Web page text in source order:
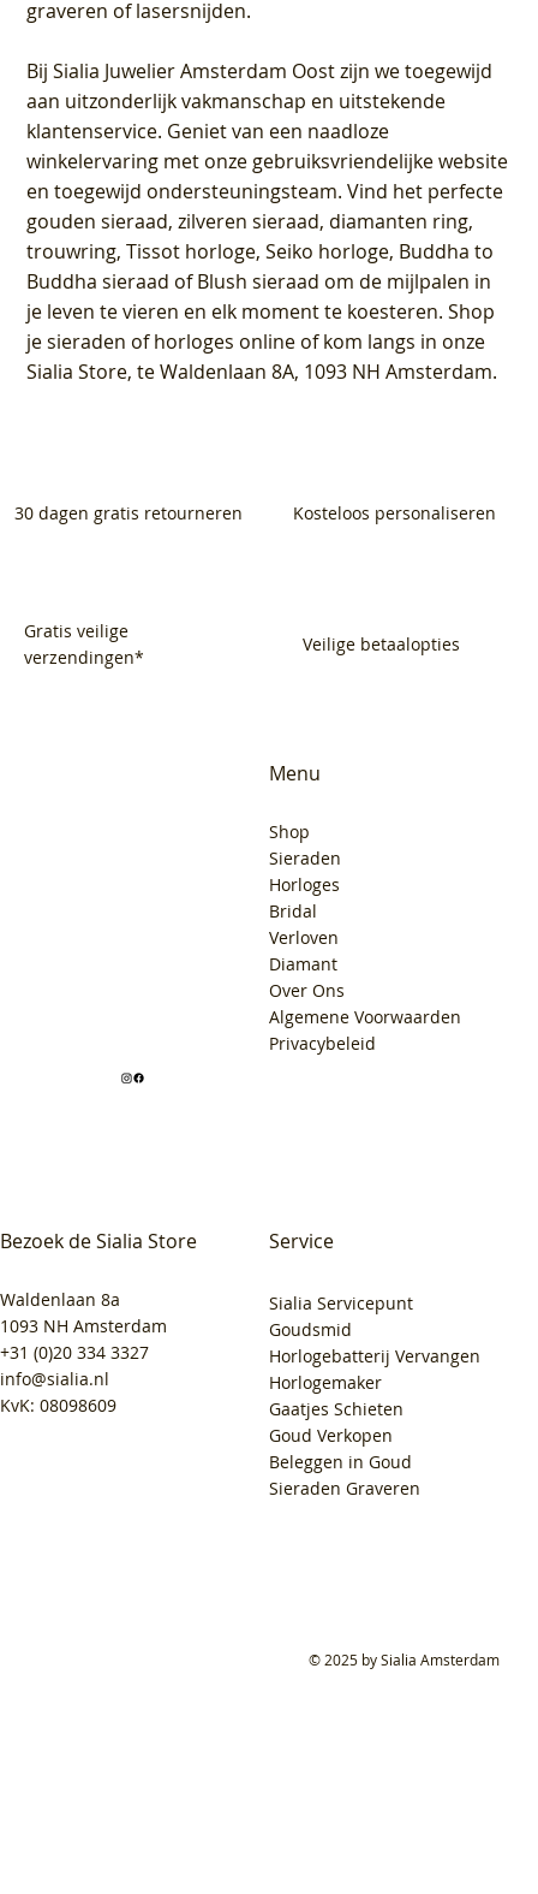
graveren of lasersnijden.
BijSialia Juwelier Amsterdam Oostzijn we toegewijd
aan uitzonderlijk vakmanschap en uitstekende
klantenservice. Geniet van een naadloze
winkelervaring met onze gebruiksvriendelijke website
en toegewijd ondersteuningsteam. Vind het perfecte
gouden sieraad, zilveren sieraad, diamanten ring,
trouwring, Tissot horloge, Seiko horloge, Buddha to
Buddha sieraad of Blush sieraad om de mijlpalen in
je leven te vieren en elk moment te koesteren. Shop
je sieraden of horloges online of kom langs in onze
Sialia Store, te Waldenlaan 8A, 1093 NH Amsterdam.
30 dagen gratis retourneren Kosteloos personaliseren
Gratis veilige
verzendingen*
Veilige betaalopties
Bezoek de Sialia Store
Waldenlaan 8a
1093 NH Amsterdam
+31 (0)20 334 3327
info@sialia.nl
KvK: 08098609
Menu
Shop
Sieraden
Horloges
Bridal
Verloven
Diamant
Over Ons
Algemene Voorwaarden
Privacybeleid
Service
Sialia Servicepunt
Goudsmid
Horlogebatterij Vervangen
Horlogemaker
Gaatjes Schieten
Goud Verkopen
Beleggen in Goud
Sieraden Graveren
© 2025 by Sialia Amsterdam